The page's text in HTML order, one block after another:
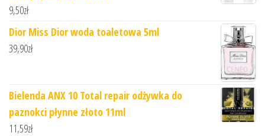
9,50zł
Dior Miss Dior woda toaletowa 5ml
39,90zł
Bielenda ANX 10 Total repair odżywka do
paznokci płynne złoto 11ml
11,59zł